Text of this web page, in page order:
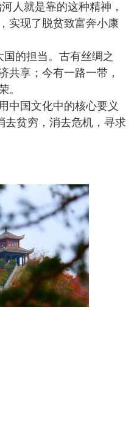
人就是靠的这种精神，
实现了脱贫致富奔小康
的担当。古有丝绸之
共享；今有一路一带，
。
中国文化中的核心要义
去贫穷，消去危机，寻求